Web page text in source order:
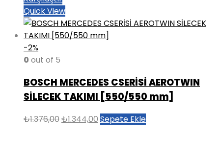
Quick View
-2%
0 out of 5
BOSCH MERCEDES CSERİSİ AEROTWIN
SİLECEK TAKIMI [550/550 mm]
₺1.376,00Orijinal
₺1.344,00 Şu
Sepete Ekle